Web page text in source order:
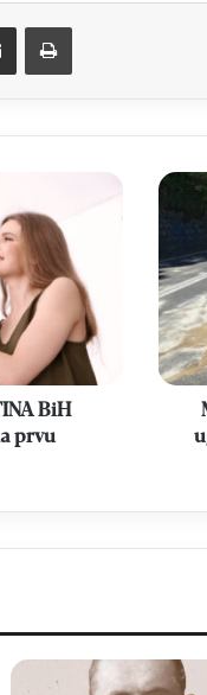
Dijeli putem Emaila Printaj
BiH
prvu
MUP
HNŽ
teškoj
nesreći
ugašena
tri
mlada
života,
među
dvojica
OS